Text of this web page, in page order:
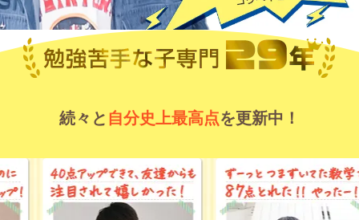
続々と 自分史上最高点を更新中！